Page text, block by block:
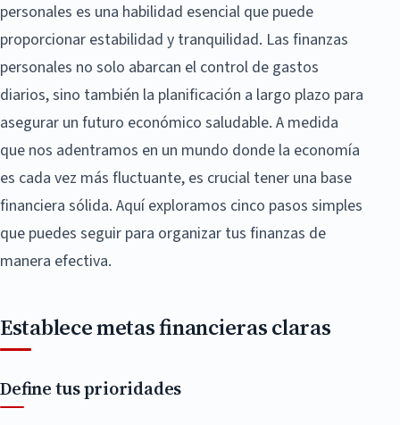
personales es una habilidad esencial que puede
proporcionar estabilidad y tranquilidad. Las finanzas
personales no solo abarcan el control de gastos
diarios, sino también la planificación a largo plazo para
asegurar un futuro económico saludable. A medida
que nos adentramos en un mundo donde la economía
es cada vez más fluctuante, es crucial tener una base
financiera sólida. Aquí exploramos cinco pasos simples
que puedes seguir para organizar tus finanzas de
manera efectiva.
Establece metas financieras claras
Define tus prioridades